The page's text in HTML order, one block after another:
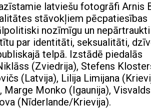
latviešu fotogrāfi Arnis
stāvokļiem pēcpatiesības
nozīmīgu un nepārtraukti
par identitāti, seksualitāti,
telpā. Izstādē piedalās
(Zviedrija), Stefens
(Latvija), Lilija Limijana
Monko (Igaunija), Visvalds
(Nīderlande/Krievija).